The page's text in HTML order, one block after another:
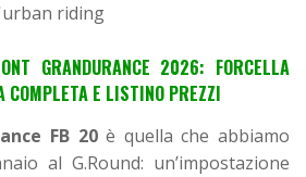
riding
GRANDURANCE 2026: FORCELLA
E LISTINO PREZZI
FB 20è quella che abbiamo
al G.Round: un’impostazione